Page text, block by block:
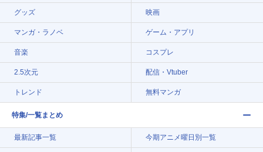
グッズ 映画
マンガ・ラノベ ゲーム・アプリ
音楽 コスプレ
2.5次元 配信・Vtuber
トレンド 無料マンガ
特集/一覧まとめ
最新記事一覧 今期アニメ曜日別一覧